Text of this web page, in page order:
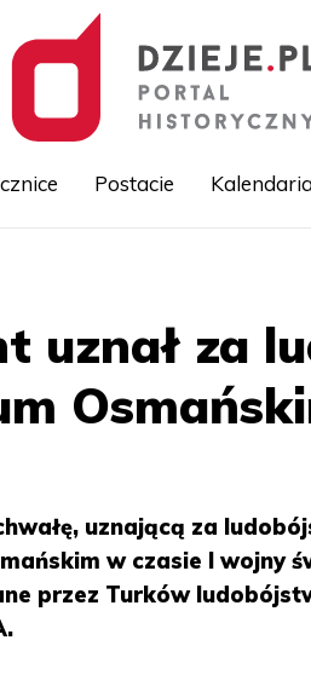
Postacie
uznał za
uznającą za
w czasie I wojny
przez Turków